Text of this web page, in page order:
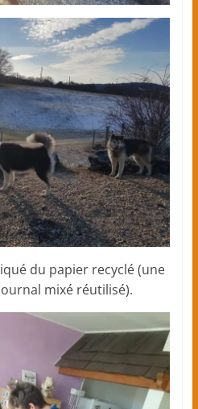
du papier recyclé (une
mixé réutilisé).